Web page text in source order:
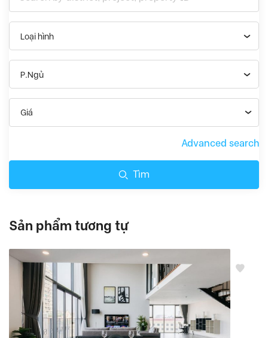
Loại hình
P.Ngủ
Giá
Advanced search
Tìm
Sản phẩm tương tự